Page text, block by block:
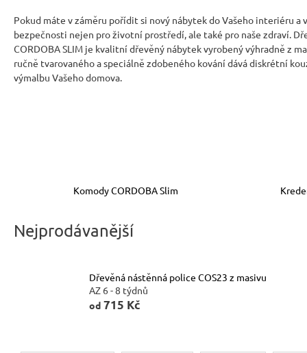
Pokud máte v záměru pořídit si nový nábytek do Vašeho interiéru
bezpečnosti nejen pro životní prostředí, ale také pro naše zdraví.
CORDOBA SLIM je kvalitní dřevěný nábytek vyrobený výhradně z
ručně tvarovaného a speciálně zdobeného kování dává diskrétní
výmalbu Vašeho domova.
Komody CORDOBA Slim
Nejprodávanější
Dřevěná nástěnná police COS23 z masivu
AZ 6 - 8 týdnů
od 715 Kč